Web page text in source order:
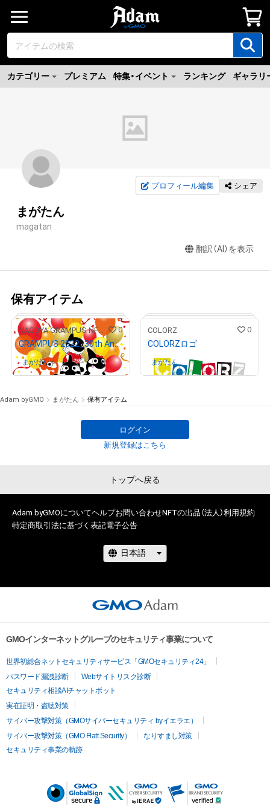
カテゴリー プレミアム 特集・イベント ランキング ギャラリ
プロフィール編集 シェア
まがたん
magatan
翻訳（AI）を表示
保有アイテム
# 206/29970
NAGOYA GRAMPUS NFT COLLECTION 0
GRAMPUS 2022_30th Anniversary
まがたんさんが保有中
COLORZ 0
COLORZロゴ
まがたん さんが保有中
Adam byGMO まがたん 保有アイテム
ログイン
新規登録はこちら
トップへ戻る
Adam byGMOについてヘルプお問い合わせNFTの出品（法人）利用規約
特定商取引法に基づく表記電子公告
GMOインターネットグループのセキュリティ事業について
世界初総合ネットセキュリティサービス「GMOセキュリティ24」
パスワード漏洩診断
Webサイトリスク診断
セキュリティ相談AIチャットボット
実在証明・盗聴対策
サイバー攻撃対策（GMOサイバーセキュリティ byイエラエ）
サイバー攻撃対策（GMO Flatt Security）
なりすまし対策
セキュリティ事業の軌跡